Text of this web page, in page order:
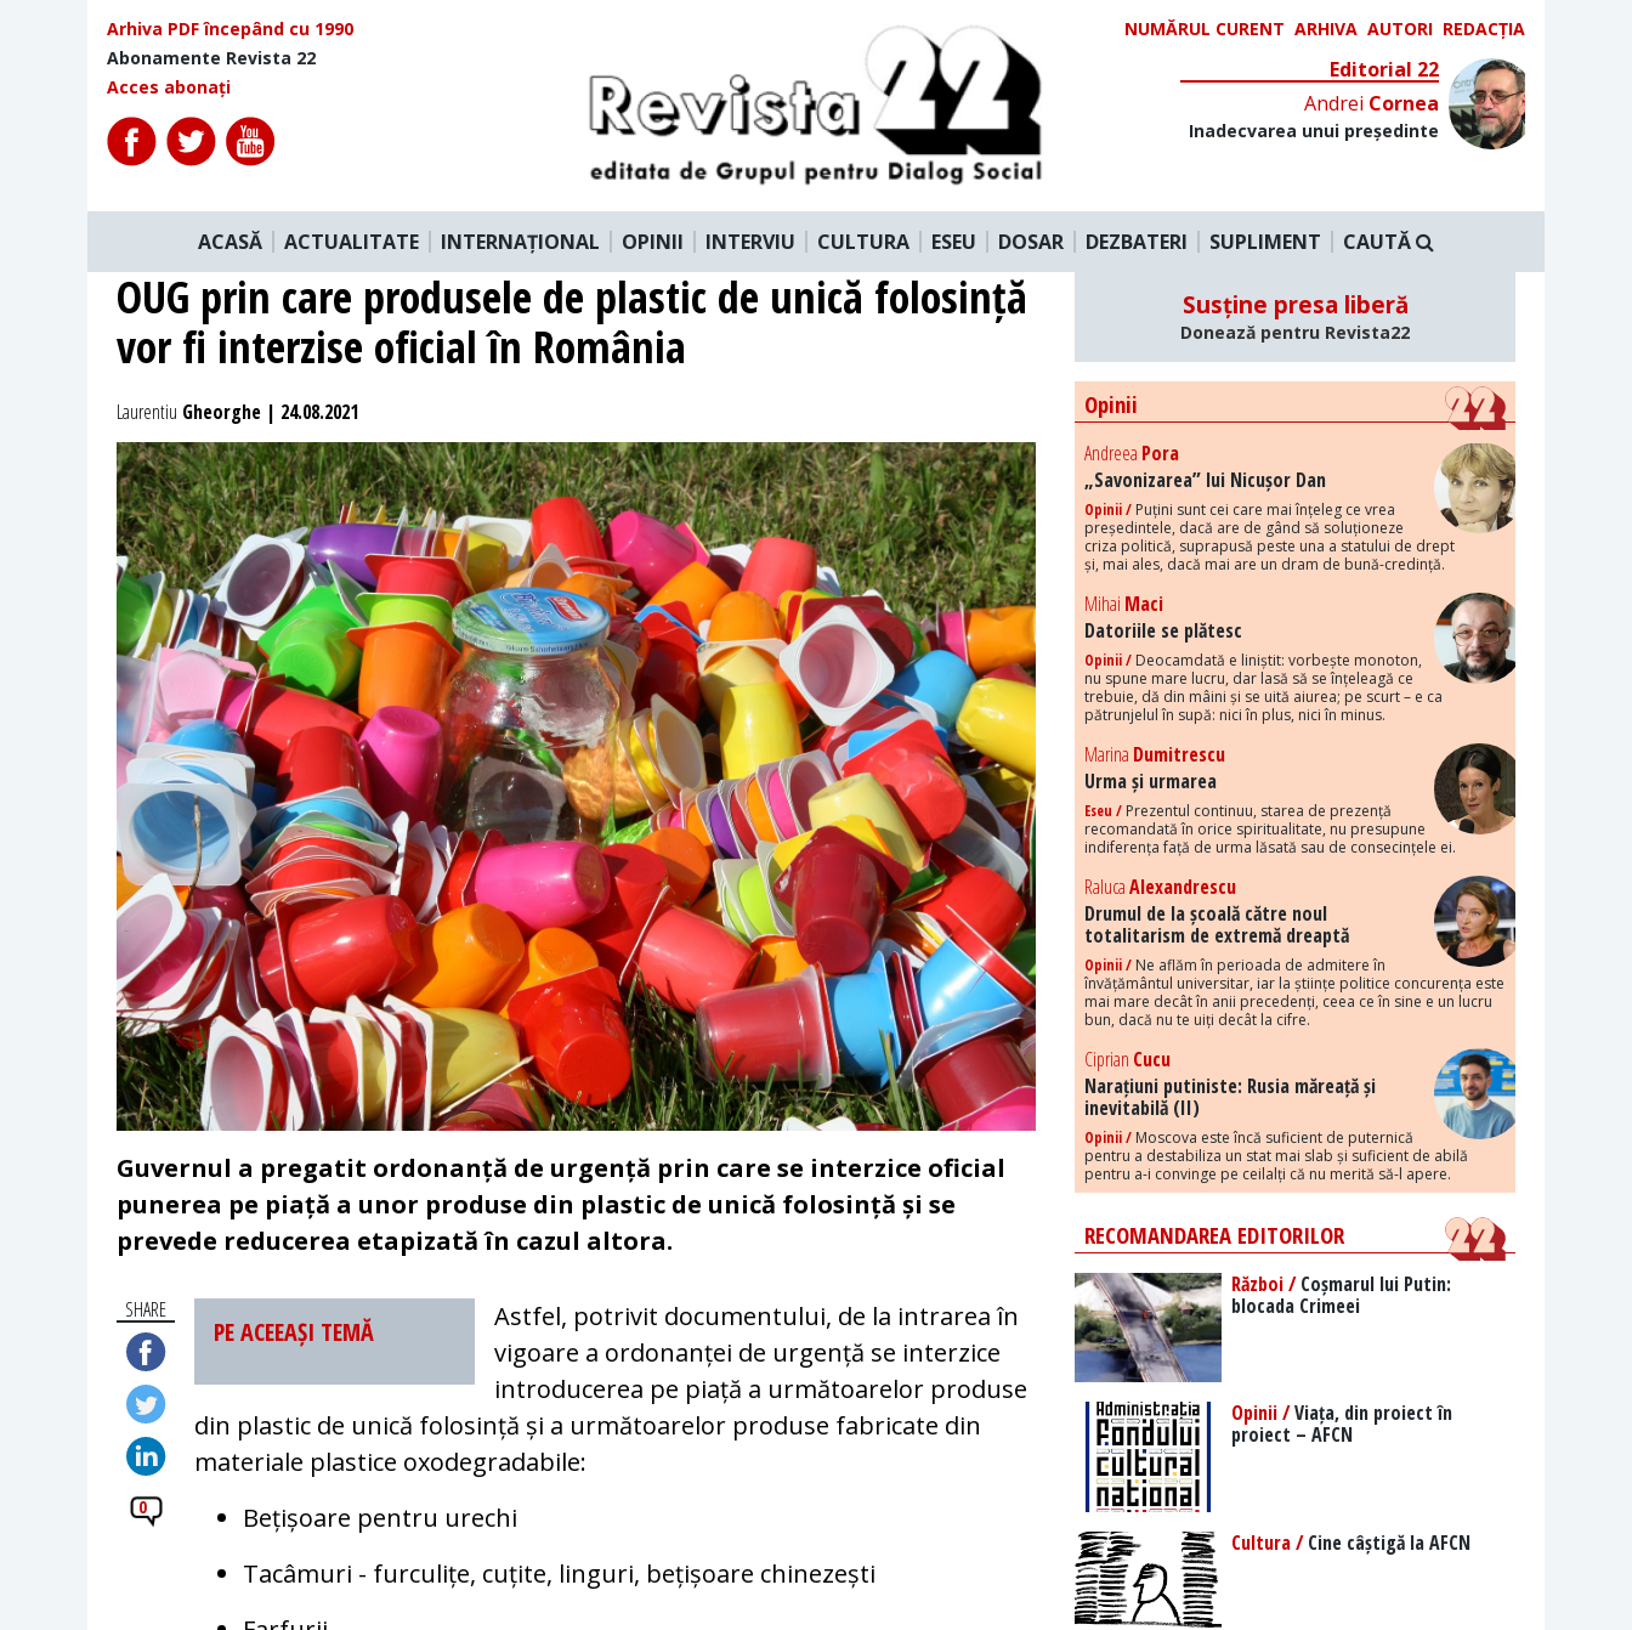
Arhiva PDF începând cu 1990
Abonamente Revista 22
Acces abonați
NUMĂRUL CURENT ARHIVA AUTORI REDACȚIA
Editorial 22
Andrei Cornea
Inadecvarea unui președinte
ACASĂ ACTUALITATE INTERNAȚIONAL OPINII INTERVIU CULTURA ESEU DOSAR DEZBATERI SUPLIMENT CAUTĂ
OUG prin care produsele de plastic de unică folosință
vor fi interzise oficial în România
Laurentiu Gheorghe | 24.08.2021
​Guvernul a pregatit ordonanță de urgență prin care se interzice oficial
punerea pe piață a unor produse din plastic de unică folosință și se
prevede reducerea etapizată în cazul altora.
SHARE
0
PE ACEEAȘI TEMĂ
Astfel, potrivit documentului, de la intrarea în
vigoare a ordonanței de urgență se interzice
introducerea pe piață a următoarelor produse
din plastic de unică folosință și a următoarelor produse fabricate din
materiale plastice oxodegradabile:
Bețișoare pentru urechi
Tacâmuri - furculițe, cuțite, linguri, bețișoare chinezești
Susține presa liberă
Donează pentru Revista22
Opinii
Andreea Pora
„Savonizarea” lui Nicușor Dan
Opinii / Puțini sunt cei care mai înțeleg ce vrea
președintele, dacă are de gând să soluționeze
criza politică, suprapusă peste una a statului de drept
și, mai ales, dacă mai are un dram de bună-credință.
Mihai Maci
Datoriile se plătesc
Opinii / Deocamdată e liniștit: vorbește monoton,
nu spune mare lucru, dar lasă să se înțeleagă ce
trebuie, dă din mâini și se uită aiurea; pe scurt – e ca
pătrunjelul în supă: nici în plus, nici în minus.
Marina Dumitrescu
Urma și urmarea
Eseu / Prezentul continuu, starea de prezență
recomandată în orice spiritualitate, nu presupune
indiferența față de urma lăsată sau de consecințele ei.
RalucaAlexandrescu
Drumul de la școală către noul
totalitarism de extremă dreaptă
Opinii / Ne aflăm în perioada de admitere în
învățământul universitar, iar la științe politice concurența este
mai mare decât în anii precedenți, ceea ce în sine e un lucru
bun, dacă nu te uiți decât la cifre.
Ciprian Cucu
Narațiuni putiniste: Rusia măreață și
inevitabilă (II)
Opinii / Moscova este încă suficient de puternică
pentru a destabiliza un stat mai slab și suficient de abilă
pentru a-i convinge pe ceilalți că nu merită să-l apere.
RECOMANDAREA EDITORILOR
Război /Coșmarul lui Putin:
blocada Crimeei
Opinii /Viața, din proiect în
proiect – AFCN
Cultura /Cine câștigă la AFCN